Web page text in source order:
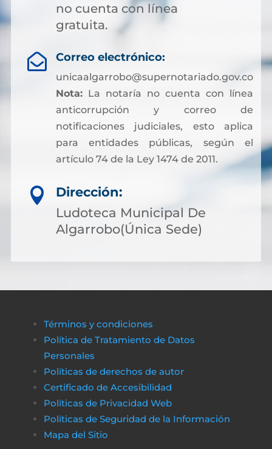
no cuenta con línea
gratuita.
 Correo electrónico:
unicaalgarrobo@supernotariado.gov.co
Nota:La notaría no cuenta con línea
anticorrupción y correo de
notificaciones judiciales, esto aplica
para entidades públicas, según el
artículo 74 de la Ley 1474 de 2011.

Dirección:
Ludoteca Municipal De
Algarrobo(Única Sede)
Términos y condiciones
Política de Tratamiento de Datos
Personales
Políticas de derechos de autor
Certificado de Accesibilidad
Políticas de Privacidad Web
Políticas de Seguridad de la Información
Mapa del Sitio